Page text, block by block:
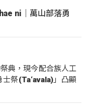
ni｜萬山部落勇
典，現今配合族人工
祭(Ta‘avala)」凸顯